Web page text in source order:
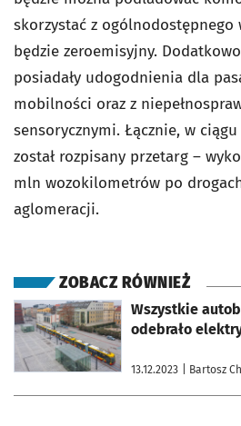
skorzystać z ogólnodostępnego
będzie zeroemisyjny.
posiadały udogodnienia dla
mobilności oraz z
sensorycznymi. Łącznie, w
został rozpisany przetarg –
mln wozokilometrów po
aglomeracji.
ZOBACZ RÓWNIEŻ
Wszystkie
odebrało
13.12.2023 | Bartosz
otworzy się w nowej karcie